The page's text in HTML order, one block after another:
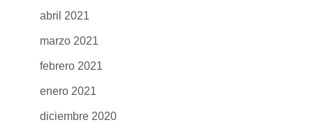
abril 2021
marzo 2021
febrero 2021
enero 2021
diciembre 2020